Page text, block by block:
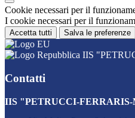
Cookie necessari per il
I cookie necessari per il
Accetta tutti Salva le preferenze
IIS
Contatti
IIS "PETRUCCI-